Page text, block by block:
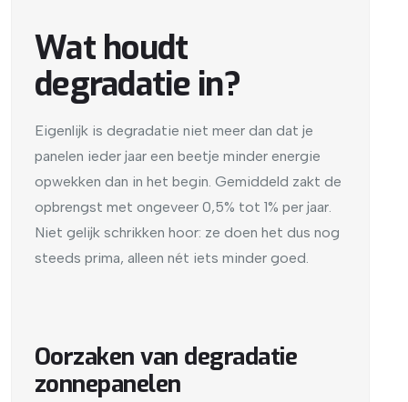
Wat houdt
degradatie in?
Eigenlijk is degradatie niet meer dan dat je
panelen ieder jaar een beetje minder energie
opwekken dan in het begin. Gemiddeld zakt de
opbrengst met ongeveer 0,5% tot 1% per jaar.
Niet gelijk schrikken hoor: ze doen het dus nog
steeds prima, alleen nét iets minder goed.
Oorzaken van degradatie
zonnepanelen